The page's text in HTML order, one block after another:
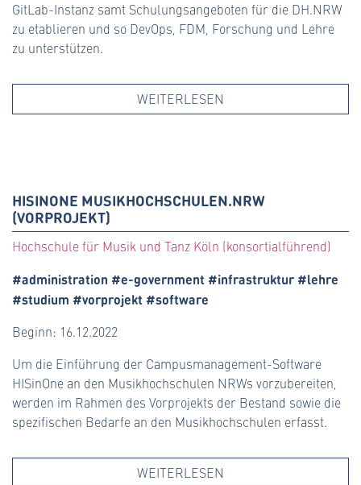
GitLab-Instanz samt Schulungsangeboten für die DH.NRW
zu etablieren und so DevOps, FDM, Forschung und Lehre
zu unterstützen.
WEITERLESEN
HISINONE MUSIKHOCHSCHULEN.NRW
(VORPROJEKT)
Hochschule für Musik und Tanz Köln (konsortialführend)
#administration #e-government #infrastruktur #lehre
#studium #vorprojekt #software
Beginn: 16.12.2022
Um die Einführung der Campusmanagement-Software
HISinOne an den Musikhochschulen NRWs vorzubereiten,
werden im Rahmen des Vorprojekts der Bestand sowie die
spezifischen Bedarfe an den Musikhochschulen erfasst.
WEITERLESEN